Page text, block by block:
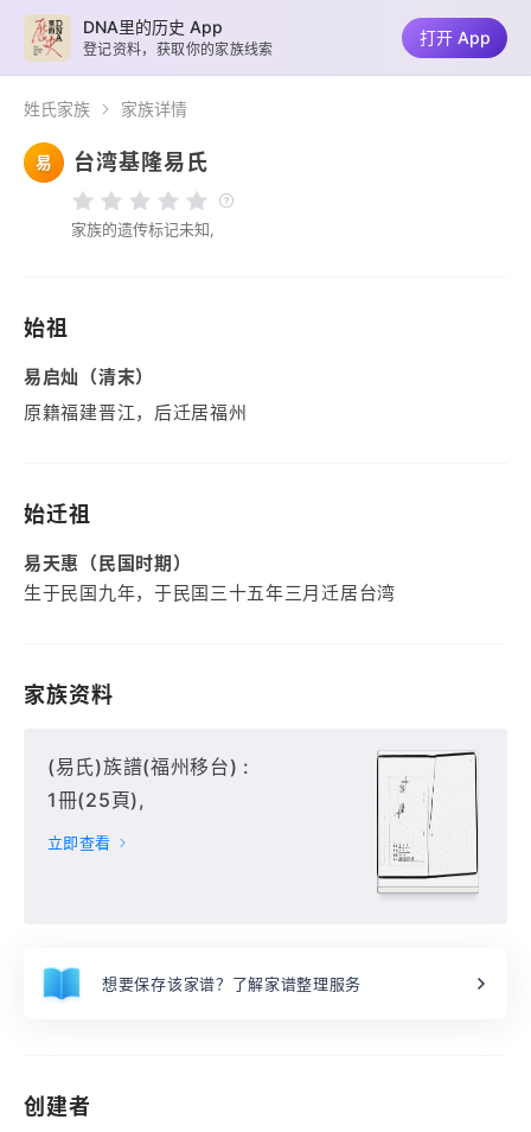
姓氏家族 家族详情
易 台湾基隆易氏
家族的遗传标记未知,
始祖
易启灿（清末）
原籍福建晋江，后迁居福州
始迁祖
易天惠（民国时期）
生于民国九年，于民国三十五年三月迁居台湾
家族资料
(易氏)族譜(福州移台) :
1冊(25頁),
立即查看
想要保存该家谱？了解家谱整理服务
创建者
DNA里的历史 App
登记资料，获取你的家族线索
打开 App